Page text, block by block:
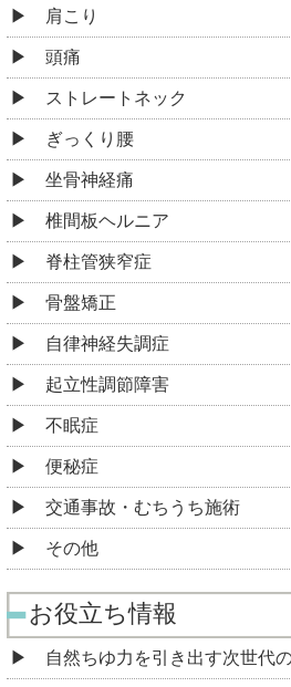
肩こり
頭痛
ストレートネック
ぎっくり腰
坐骨神経痛
椎間板ヘルニア
脊柱管狭窄症
骨盤矯正
自律神経失調症
起立性調節障害
不眠症
便秘症
交通事故・むちうち施術
その他
お役立ち情報
自然ちゆ力を引き出す次世代